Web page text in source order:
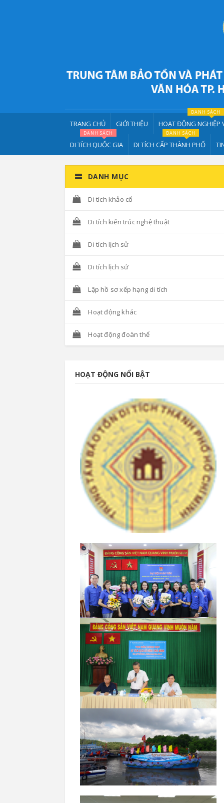
TRANG CHỦ GIỚI THIỆU HOẠT ĐỘNG NGHIỆP
DANH SÁCH
DI TÍCH QUỐC GIA
DANH SÁCH
DI TÍCH CẤP THÀNH PHỐ
DANH SÁCH
DANH MỤC
Di tích khảo cổ
Di tích kiến trúc nghệ thuật
Di tích lịch sử
Di tích lịch sử
Lập hồ sơ xếp hạng di tích
Hoạt động khác
Hoạt động đoàn thể
HOẠT ĐỘNG NỔI BẬT